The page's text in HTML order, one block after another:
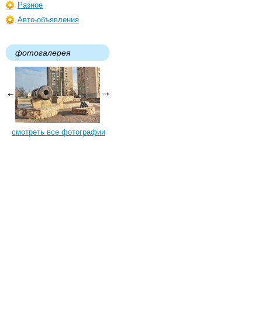
Разное
Авто-объявления
фотогалерея
смотреть все фотографии